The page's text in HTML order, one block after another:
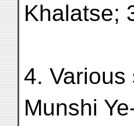
Khalatse;
4.
Munshi